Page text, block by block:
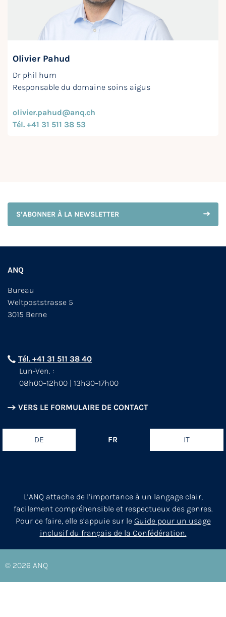
Olivier Pahud
Dr phil hum
Responsable du domaine soins aigus
olivier.pahud@anq.ch
Tél. +41 31 511 38 53
S’ABONNER À LA NEWSLETTER
ANQ
Bureau
Weltpoststrasse 5
3015 Berne
Tél. +41 31 511 38 40
Lun-Ven. :
08h00–12h00 | 13h30–17h00
VERS LE FORMULAIRE DE CONTACT
DE FR IT
L’ANQ attache de l’importance à un langage clair,
facilement compréhensible et respectueux des genres.
Pour ce faire, elle s’appuie sur le Guide pour un usage
inclusif du français de la Confédération.
© 2026 ANQ